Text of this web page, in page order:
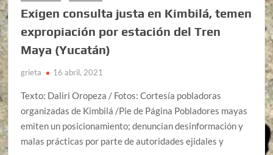
Exigen consulta justa en Kimbilá, temen
expropiación por estación del Tren
Maya (Yucatán)
grieta 16 abril, 2021
Texto: Daliri Oropeza / Fotos: Cortesía pobladoras
organizadas de Kimbilá /Pie de Página Pobladores mayas
emiten un posicionamiento; denuncian desinformación y
malas prácticas por parte de autoridades ejidales y